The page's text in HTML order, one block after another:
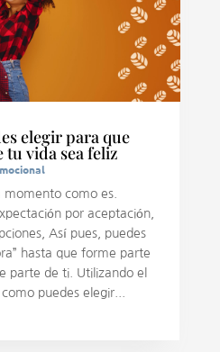
elegir para que
tu vida sea feliz
momento como es.
por aceptación,
Así pues, puedes
hasta que forme parte
parte de ti. Utilizando el
puedes elegir...